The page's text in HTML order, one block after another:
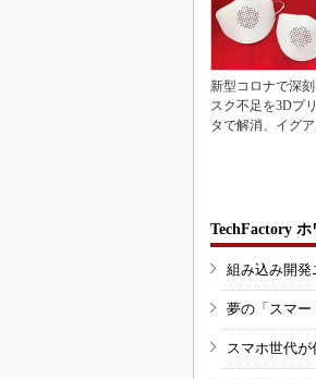
新型コロナで深
スク不足を3Dプ
タで解消、イグ
TechFactory
組み込み開発
夢の「スマー
スマホ世代